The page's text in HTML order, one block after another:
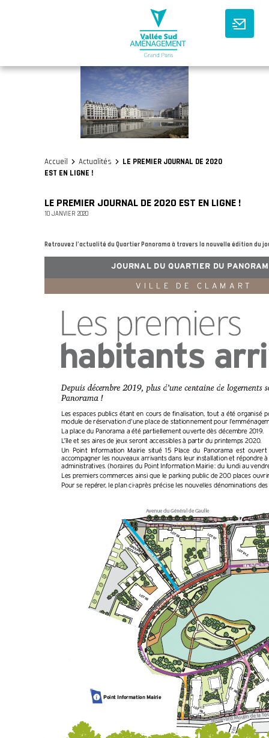
Accueil Actualités
LE PREMIER JOURNAL DE 2020
EST EN LIGNE !
LE PREMIER JOURNAL DE 2020 EST EN LIGNE !
10 JANVIER 2020
Retrouvez l’actualité du Quartier Panorama à travers la nouvelle édition du